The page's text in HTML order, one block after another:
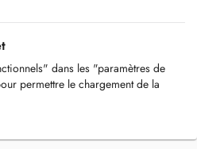
dans les "paramètres de
permettre le chargement de la